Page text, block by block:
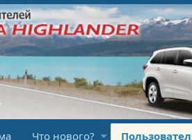
Что нового?